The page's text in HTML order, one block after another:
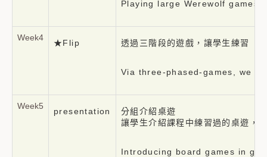
Playing large Werewolf games
Week4
★Flip 透過三階段的遊戲，讓學生練習「
Via three-phased-games, we
Week5
presentation
分組介紹桌遊
讓學生介紹課程中練習過的桌遊，
Introducing board games in